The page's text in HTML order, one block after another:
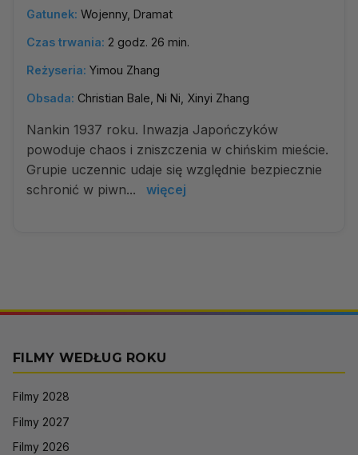
Gatunek: Wojenny, Dramat
Czas trwania: 2 godz. 26 min.
Reżyseria: Yimou Zhang
Obsada: Christian Bale, Ni Ni, Xinyi Zhang
Nankin 1937 roku. Inwazja Japończyków
powoduje chaos i zniszczenia w chińskim mieście.
Grupie uczennic udaje się względnie bezpiecznie
schronić w piwn...
więcej
FILMY WEDŁUG ROKU
Filmy 2028
Filmy 2027
Filmy 2026